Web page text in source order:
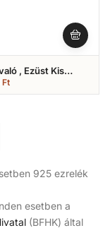
, Ezüst Kis
Nr.14)
Ft
925 ezrelék
esetben a
(BFHK) által